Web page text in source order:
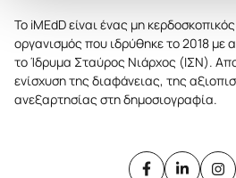
Το iMEdD είναι ένας μη
οργανισμός που ιδρύθηκε το 2018 με
το Ίδρυμα Σταύρος Νιάρχος (ΙΣΝ).
ενίσχυση της διαφάνειας, της
ανεξαρτησίας στη δημοσιογραφία.